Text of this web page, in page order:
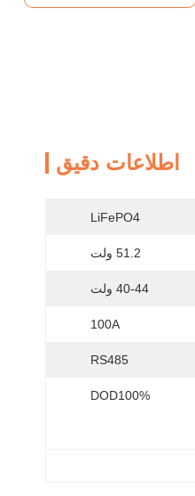
اطلاعات دقیق
LiFePO4
51.2 ولت
40-44 ولت
100A
RS485
DOD100%